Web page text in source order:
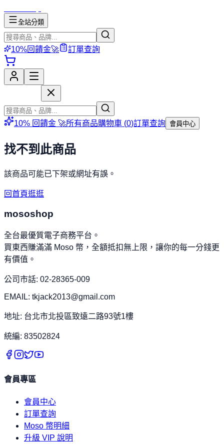
全站分類
10%回饋金🚀 訂單查詢
10% 回饋金 🚀所有商品購物車 (0)訂單查詢 會員中心
找不到此商品
該商品可能已下架或網址有誤。
回首頁逛逛
mososhop
全台最優質電子商務平台。
買東西賺滿滿 Moso 幣，全額抵扣無上限，讓你的每一分錢更
有價值。
公司市話: 02-28365-009
EMAIL: tkjack2013@gmail.com
地址: 台北市北投區致遠二路93號1樓
統編: 83502824
會員專區
會員中心
訂單查詢
Moso 幣明細
升級 VIP 說明